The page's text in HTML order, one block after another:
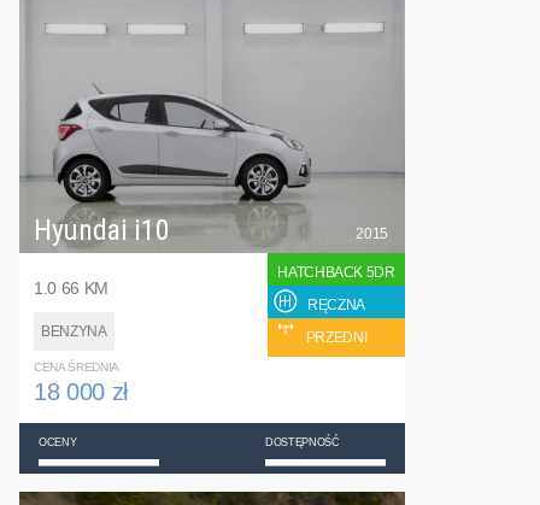
Hyundai i10
1.0 66 KM
BENZYNA
2015
HATCHBACK 5DR
RĘCZNA
PRZEDNI
CENA ŚREDNIA
18 000 zł
OCENY DOSTĘPNOŚĆ